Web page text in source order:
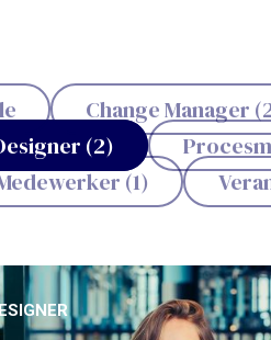
Change Manager
(2)
(1)